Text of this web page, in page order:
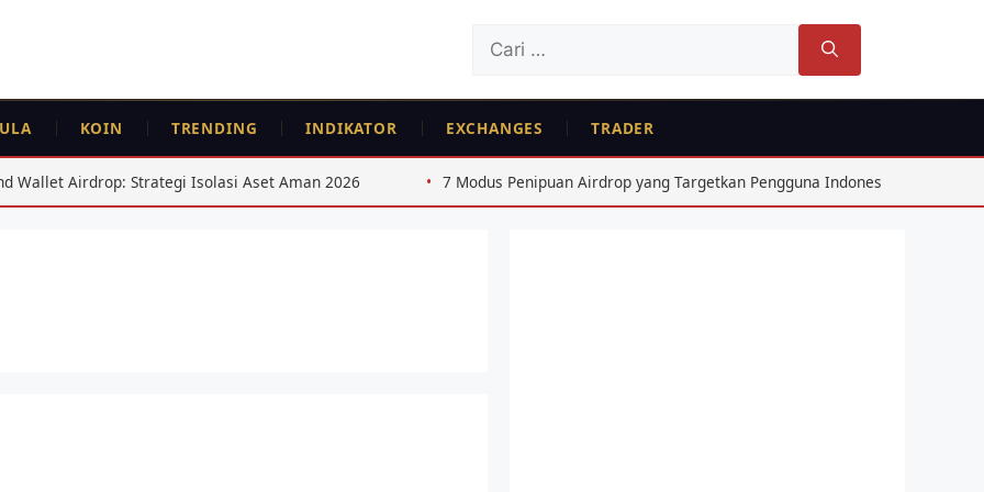
Cari
KOIN TRENDING INDIKATOR EXCHANGES TRADER
Airdrop: Strategi Isolasi Aset Aman 2026 7 Modus Penipuan Airdrop yang Targetkan Pengguna Indonesia 2026